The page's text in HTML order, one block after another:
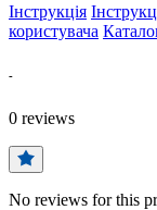
Інструкція
користувача
-
0 reviews
No reviews for this